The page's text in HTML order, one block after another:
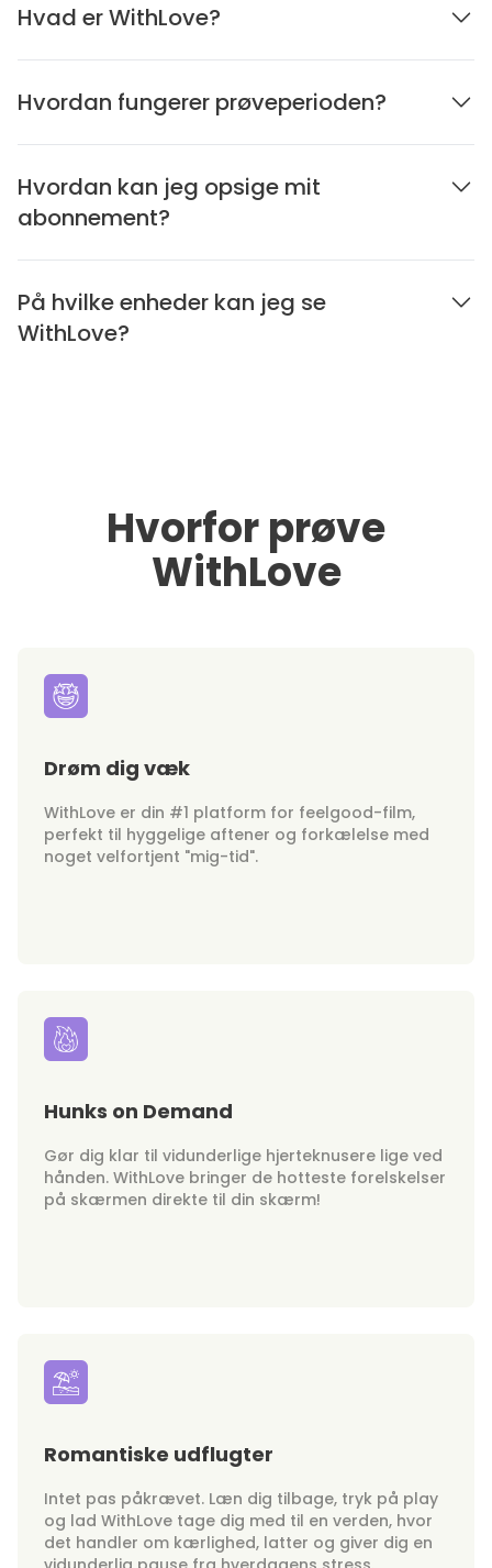
Hvad er WithLove?
Hvordan fungerer prøveperioden?
Hvordan kan jeg opsige mit
abonnement?
På hvilke enheder kan jeg se
WithLove?
Hvorfor prøve
WithLove
Drøm dig væk
WithLove er din #1 platform for feelgood-film,
perfekt til hyggelige aftener og forkælelse med
noget velfortjent "mig-tid".
Hunks on Demand
Gør dig klar til vidunderlige hjerteknusere lige ved
hånden. WithLove bringer de hotteste forelskelser
på skærmen direkte til din skærm!
Romantiske udflugter
Intet pas påkrævet. Læn dig tilbage, tryk på play
og lad WithLove tage dig med til en verden, hvor
det handler om kærlighed, latter og giver dig en